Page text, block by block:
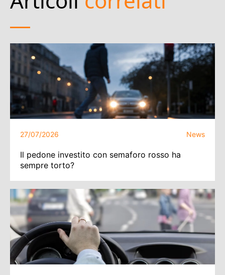
27/07/2026 News
Il pedone investito con semaforo rosso ha
sempre torto?